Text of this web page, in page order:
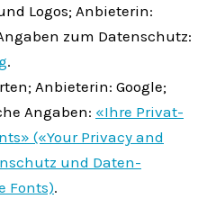
Logos; Anbieterin:
zum Daten­schutz:
.
Anbieterin: Google;
Angaben: «Ihre Privat­
(«Your Privacy and
und Daten­
Fonts).